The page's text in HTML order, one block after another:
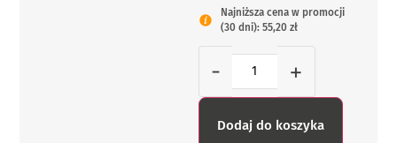
Najniższa cena w promocji
(30 dni): 55,20 zł
- +
Dodaj do koszyka